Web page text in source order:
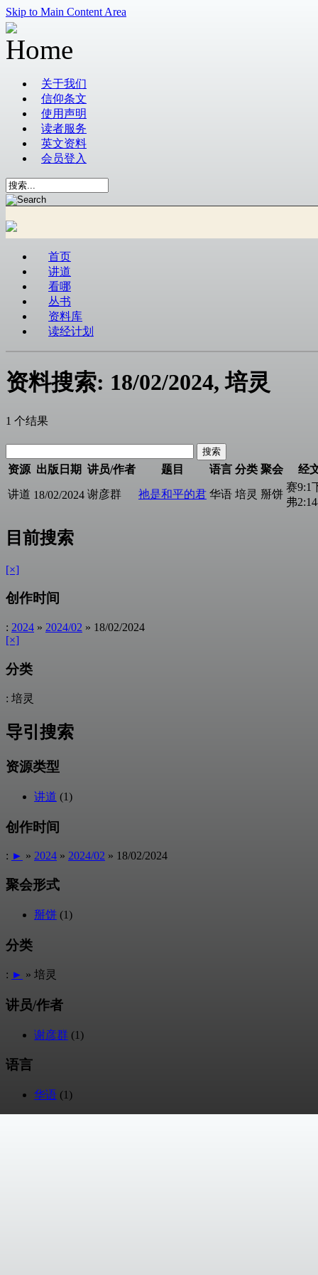
Skip to Main Content Area
关于我们
信仰条文
使用声明
读者服务
英文资料
会员登入
首页
讲道
看哪
丛书
资料库
读经计划
资料搜索: 18/02/2024, 培灵
1 个结果
资源 出版日期 讲员/作者 题目 语言 分类 聚会 经
讲道 18/02/2024 谢彦群 祂是和平的君 华语 培灵 掰饼
赛9:1
弗
目前搜索
[×]
创作时间
: 2024 » 2024/02 » 18/02/2024
[×]
分类
: 培灵
导引搜索
资源类型
讲道 (1)
创作时间
: ► » 2024 » 2024/02 » 18/02/2024
聚会形式
掰饼 (1)
分类
: ► » 培灵
讲员/作者
谢彦群 (1)
语言
华语 (1)